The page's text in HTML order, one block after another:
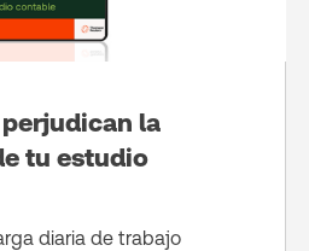
la
tu estudio
diaria de trabajo